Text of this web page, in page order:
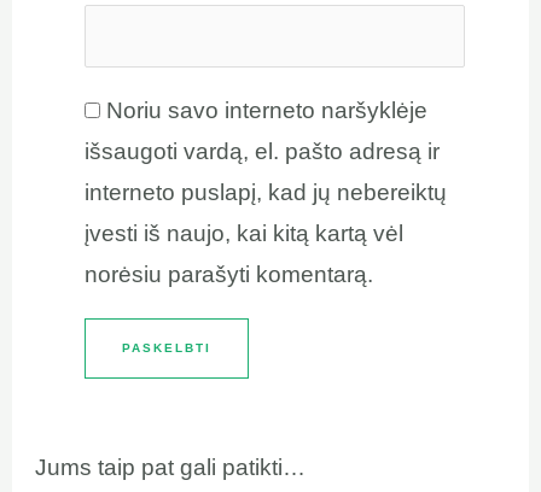
Noriu savo interneto naršyklėje
išsaugoti vardą, el. pašto adresą ir
interneto puslapį, kad jų nebereiktų
įvesti iš naujo, kai kitą kartą vėl
norėsiu parašyti komentarą.
Jums taip pat gali patikti…